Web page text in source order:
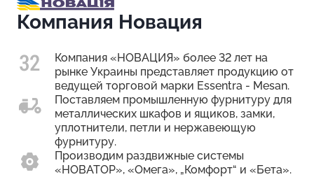
Компания Новация
Компания «НОВАЦИЯ» более 32 лет на
рынке Украины представляет продукцию от
ведущей торговой марки Essentra - Mesan.
Поставляем промышленную фурнитуру для
металлических шкафов и ящиков, замки,
уплотнители, петли и нержавеющую
фурнитуру.
Производим раздвижные системы
«НОВАТОР», «Омега», „Комфорт“ и «Бета».